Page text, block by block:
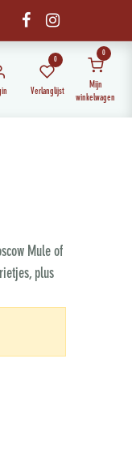
0
Verlanglijst
0
Mijn
winkelwagen
Mule of
plus